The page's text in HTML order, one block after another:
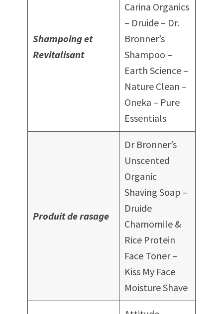
Shampoinget
Revitalisant
Carina Organics
– Druide – Dr.
Bronner’s
Shampoo –
Earth Science –
Nature Clean –
Oneka – Pure
Essentials
Produit de rasage
Dr Bronner’s
Unscented
Organic
Shaving Soap –
Druide
Chamomile &
Rice Protein
Face Toner –
Kiss My Face
Moisture Shave